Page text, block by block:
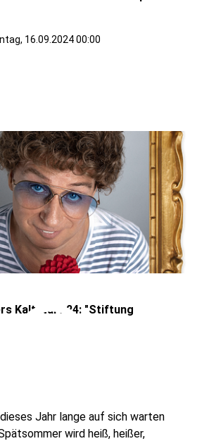
16.09.2024 00:00
play_circle
Kaltstart 24: "Stiftung
Jahr lange auf sich warten
wird heiß, heißer,